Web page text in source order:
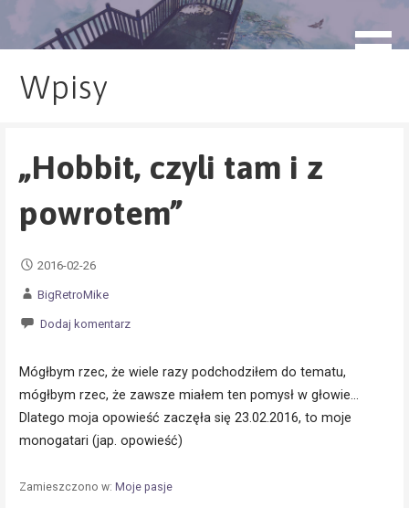
blog.monogatari.pl
Wpisy
„Hobbit, czyli tam i z
powrotem”
2016-02-26
BigRetroMike
Dodaj komentarz
Mógłbym rzec, że wiele razy podchodziłem do tematu,
mógłbym rzec, że zawsze miałem ten pomysł w głowie…
Dlatego moja opowieść zaczęła się 23.02.2016, to moje
monogatari (jap. opowieść)
Zamieszczono w: Moje pasje